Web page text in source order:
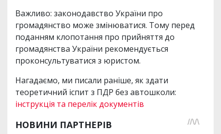
Важливо: законодавство України про
громадянство може змінюватися. Тому перед
поданням клопотання про прийняття до
громадянства України рекомендується
проконсультуватися з юристом.
Нагадаємо, ми писали раніше, як здати
теоретичний іспит з ПДР без автошколи:
інструкція та перелік документів